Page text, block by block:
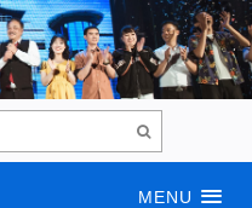
MENU